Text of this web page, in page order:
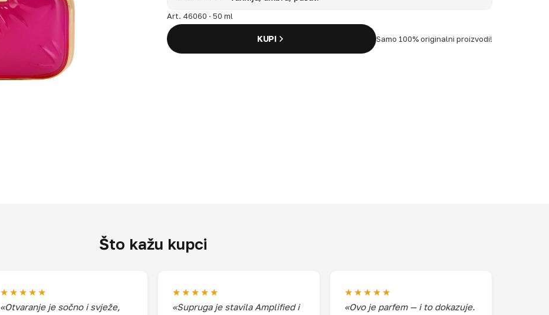
Art. 46060 · 50 ml
KUPI Samo 100% originalni proizvodi!
Što kažu kupci
★★★★★
«Otvaranje je sočno i svježe,
★★★★★
«Supruga je stavila Amplified i
★★★★★
«Ovo je parfem — i to dokazuje.